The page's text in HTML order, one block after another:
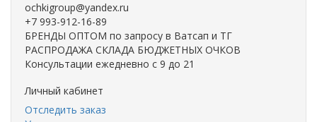
ochkigroup@yandex.ru
+7 993-912-16-89
БРЕНДЫ ОПТОМ по запросу в Ватсап и ТГ
РАСПРОДАЖА СКЛАДА БЮДЖЕТНЫХ ОЧКОВ
Консультации ежедневно с 9 до 21
Личный кабинет
Отследить заказ